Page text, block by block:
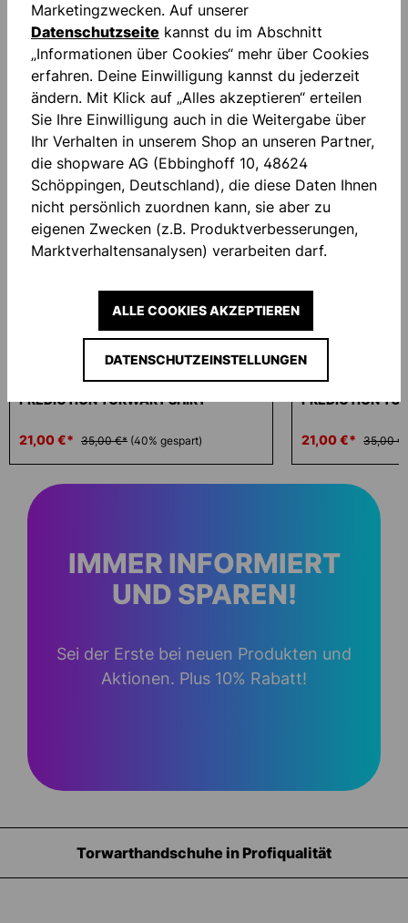
Bewertungen
Produktgalerie überspringen
Similar Items
PREDICTION TORWART SHIRT
21,00 €* 35,00 €* (40% gespart)
-40 %
PREDICTION
21,00 €* 35,00
IMMER INFORMIERT
UND SPAREN!
Sei der Erste bei neuen Produkten und
Aktionen. Plus 10% Rabatt!
Torwarthandschuhe in Profiqualität
Marketingzwecken. Auf unserer
Datenschutzseite kannst du im Abschnitt
„Informationen über Cookies“ mehr über Cookies
erfahren. Deine Einwilligung kannst du jederzeit
ändern. Mit Klick auf „Alles akzeptieren“ erteilen
Sie Ihre Einwilligung auch in die Weitergabe über
Ihr Verhalten in unserem Shop an unseren Partner,
die shopware AG (Ebbinghoff 10, 48624
Schöppingen, Deutschland), die diese Daten Ihnen
nicht persönlich zuordnen kann, sie aber zu
eigenen Zwecken (z.B. Produktverbesserungen,
Marktverhaltensanalysen) verarbeiten darf.
DATENSCHUTZEINSTELLUNGEN
ALLE COOKIES AKZEPTIEREN